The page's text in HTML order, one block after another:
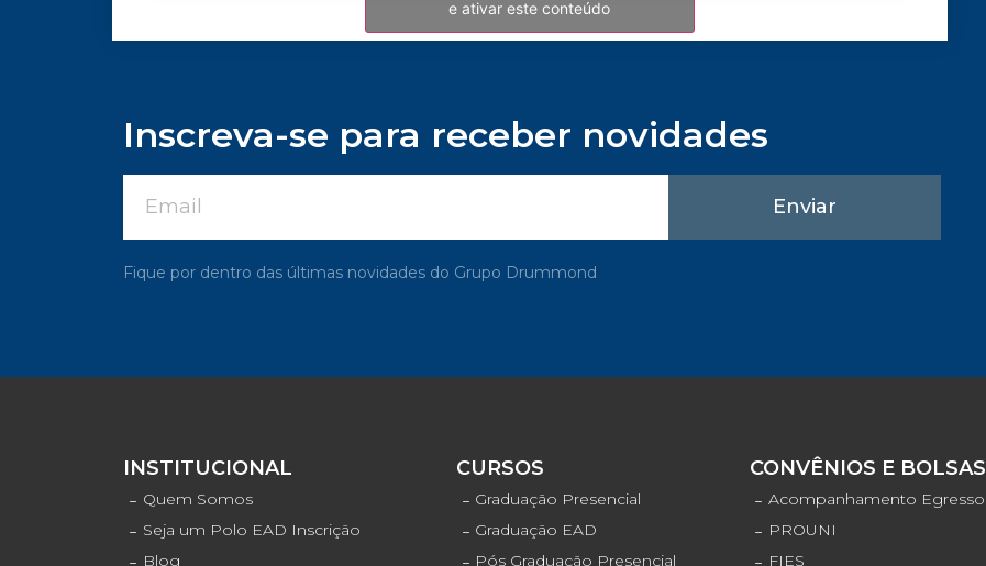
e ativar este conteúdo
Inscreva-se para receber novidades
Enviar
Fique por dentro das últimas novidades do Grupo Drummond
INSTITUCIONAL
Quem Somos
Seja um Polo EAD Inscrição
Blog
CURSOS
Graduação Presencial
Graduação EAD
Pós Graduação Presencial
CONVÊNIOS E BOLSAS
Acompanhamento Egresso
PROUNI
FIES